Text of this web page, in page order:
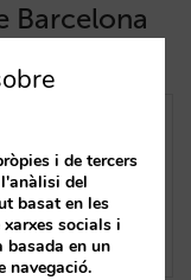
Barcelona
i de tercers
del
basat en les
socials i
en un
navegació.